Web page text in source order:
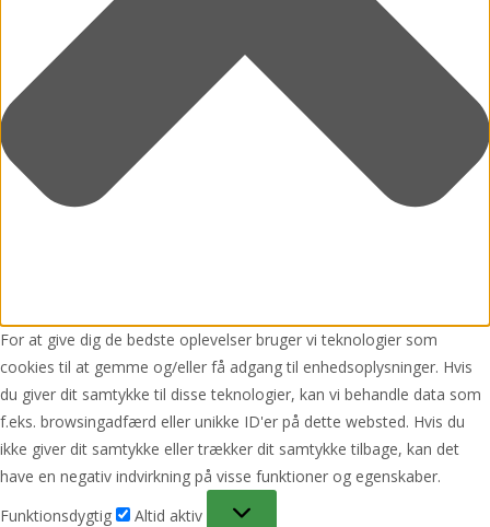
For at give dig de bedste oplevelser bruger vi teknologier som
cookies til at gemme og/eller få adgang til enhedsoplysninger. Hvis
du giver dit samtykke til disse teknologier, kan vi behandle data som
f.eks. browsingadfærd eller unikke ID'er på dette websted. Hvis du
ikke giver dit samtykke eller trækker dit samtykke tilbage, kan det
have en negativ indvirkning på visse funktioner og egenskaber.
Funktionsdygtig
Altid aktiv